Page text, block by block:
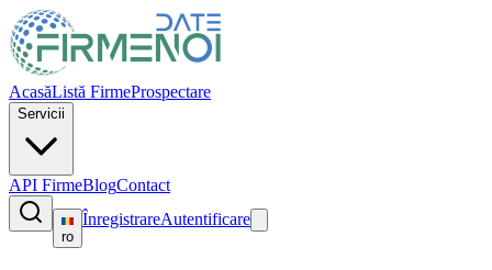
AcasăListă FirmeProspectare
Servicii
API FirmeBlogContact
ro
ÎnregistrareAutentificare